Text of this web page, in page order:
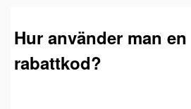
Hur använder man
rabattkod?